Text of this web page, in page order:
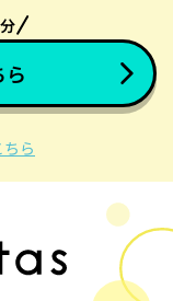
ちら